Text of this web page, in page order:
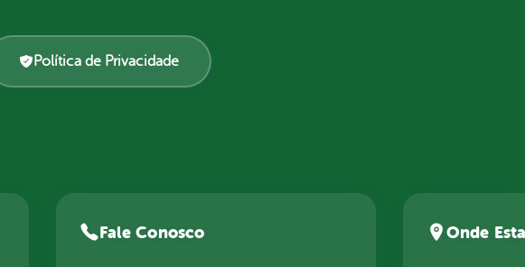
Política de Privacidade
Fale Conosco Onde